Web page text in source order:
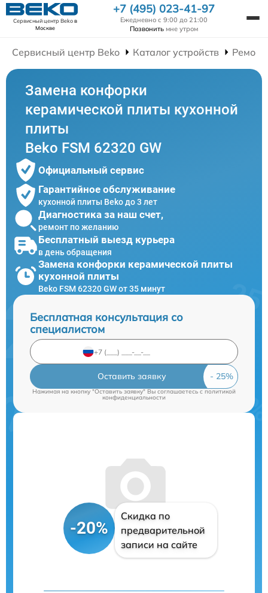
Сервисный центр Bekoв
Москве
+7 (495) 023-41-97
Ежедневно с 9:00 до 21:00
Позвонить мне утром
Сервисный центр Beko Каталог устройств
Замена конфорки
керамической плиты кухонной
плиты
Beko FSM 62320 GW
Официальный сервис
Гарантийное обслуживание
кухонной плиты Beko до 3 лет
Диагностика за наш счет,
ремонт по желанию
Бесплатный выезд курьера
в день обращения
Замена конфорки керамической плиты
кухонной плиты
Beko FSM 62320 GW от 35 минут
Бесплатная консультация со
специалистом
Оставить заявку
Нажимая на кнопку "Оставить заявку" Вы соглашаетесь cполитикой
конфиденциальности
-20%
Скидка по
предварительной
записи на сайте